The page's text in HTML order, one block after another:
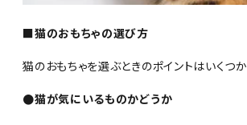
■猫のおもちゃの選び方
猫のおもちゃを選ぶときのポイントはいくつか
●猫が気にいるものかどうか